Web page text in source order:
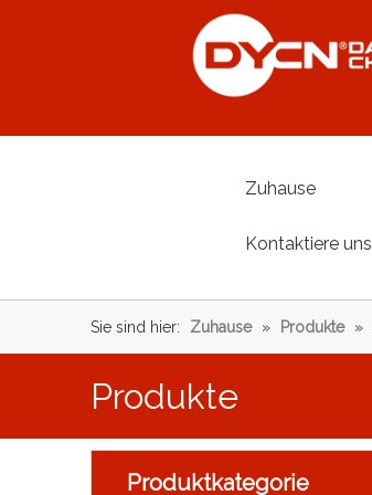
Zuhause
Kontaktiere uns
Sie sind hier: Zuhause » Produkte »
Produkte
Produktkategorie